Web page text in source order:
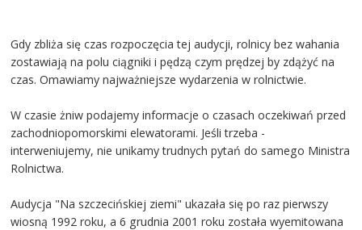
Gdy zbliża się czas rozpoczęcia tej audycji, rolnicy bez wahania
zostawiają na polu ciągniki i pędzą czym prędzej by zdążyć na
czas. Omawiamy najważniejsze wydarzenia w rolnictwie.
W czasie żniw podajemy informacje o czasach oczekiwań przed
zachodniopomorskimi elewatorami. Jeśli trzeba -
interweniujemy, nie unikamy trudnych pytań do samego Ministra
Rolnictwa.
Audycja "Na szczecińskiej ziemi" ukazała się po raz pierwszy
wiosną 1992 roku, a 6 grudnia 2001 roku została wyemitowana